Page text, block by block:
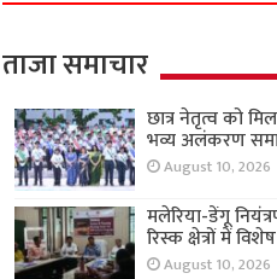
ताजा समाचार
छात्र नेतृत्व को
भव्य अलंकरण
August 10, 2026
मलेरिया-डेंगू
रिस्क क्षेत्रों में
August 10, 2026